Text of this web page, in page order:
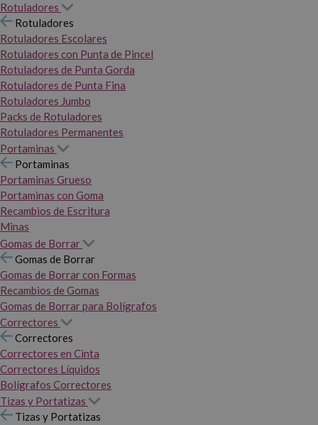
Rotuladores
Rotuladores
Rotuladores Escolares
Rotuladores con Punta de Pincel
Rotuladores de Punta Gorda
Rotuladores de Punta Fina
Rotuladores Jumbo
Packs de Rotuladores
Rotuladores Permanentes
Portaminas
Portaminas
Portaminas Grueso
Portaminas con Goma
Recambios de Escritura
Minas
Gomas de Borrar
Gomas de Borrar
Gomas de Borrar con Formas
Recambios de Gomas
Gomas de Borrar para Bolígrafos
Correctores
Correctores
Correctores en Cinta
Correctores Líquidos
Bolígrafos Correctores
Tizas y Portatizas
Tizas y Portatizas